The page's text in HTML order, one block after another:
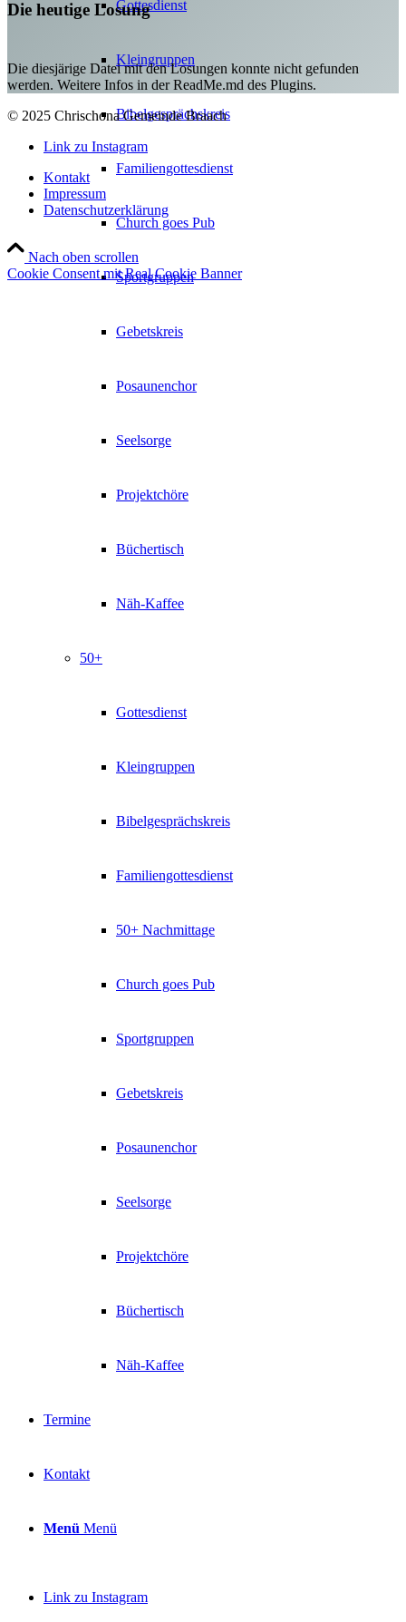
Gottesdienst
Kleingruppen
Bibelgesprächskreis
Familiengottesdienst
Church goes Pub
Sportgruppen
Gebetskreis
Posaunenchor
Seelsorge
Projektchöre
Büchertisch
Näh-Kaffee
50+
Gottesdienst
Kleingruppen
Bibelgesprächskreis
Familiengottesdienst
50+ Nachmittage
Church goes Pub
Sportgruppen
Gebetskreis
Posaunenchor
Seelsorge
Projektchöre
Büchertisch
Näh-Kaffee
Termine
Kontakt
Menü Menü
Link zu Instagram
Die heutige Losung
Die diesjärige Datei mit den Losungen konnte nicht gefunden
werden. Weitere Infos in der ReadMe.md des Plugins.
© 2025 Chrischona Gemeinde Braach
Link zu Instagram
Kontakt
Impressum
Datenschutzerklärung
Nach oben scrollen
Cookie Consent mit Real Cookie Banner